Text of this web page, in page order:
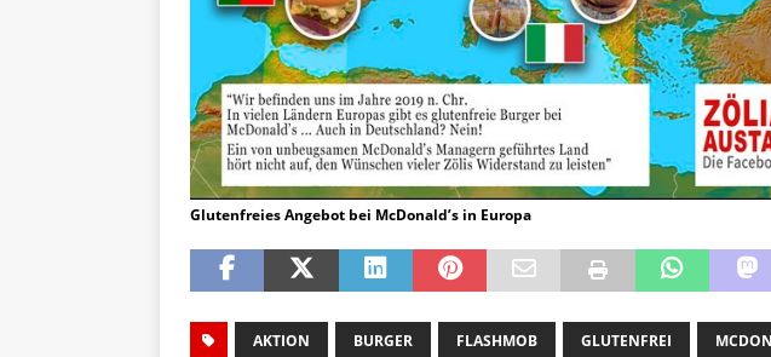
Glutenfreies Angebot bei McDonald’s in Europa
AKTION BURGER FLASHMOB GLUTENFREI